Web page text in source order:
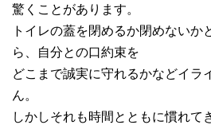
驚くことがあります。
トイレの蓋を閉めるか閉めないか
ら、自分との口約束を
どこまで誠実に守れるかなどイラ
ん。
しかしそれも時間とともに慣れて